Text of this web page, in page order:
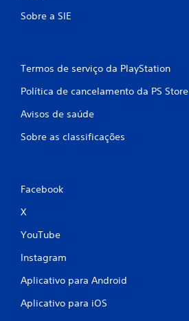
Sobre a SIE
Termos de serviço da PlayStation
Política de cancelamento da PS Store
Avisos de saúde
Sobre as classificações
Facebook
X
YouTube
Instagram
Aplicativo para Android
Aplicativo para iOS